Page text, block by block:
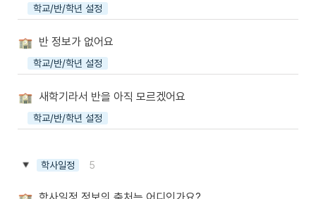
학교/반/학년 설정
반 정보가 없어요
학교/반/학년 설정
새학기라서 반을 아직 모르겠어요
학교/반/학년 설정
학사일정 5